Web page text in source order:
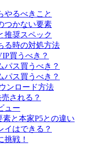
やるべきこと
つかない要素
推奨スペック
る時の対処方法
買うべき？
パス買うべき？
パス買うべき？
ンロード方法
される？
ュー
素と本家P5との違い
イはできる？
挑戦！